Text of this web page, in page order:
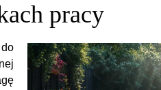
pracy